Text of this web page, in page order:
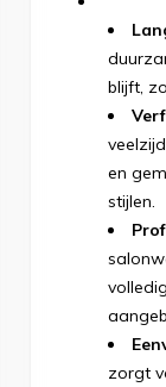
blijft,
en
stijlen.
zorgt